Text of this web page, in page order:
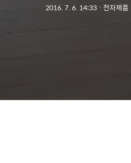
2016. 7. 6. 14:33 ㆍ 전자제품